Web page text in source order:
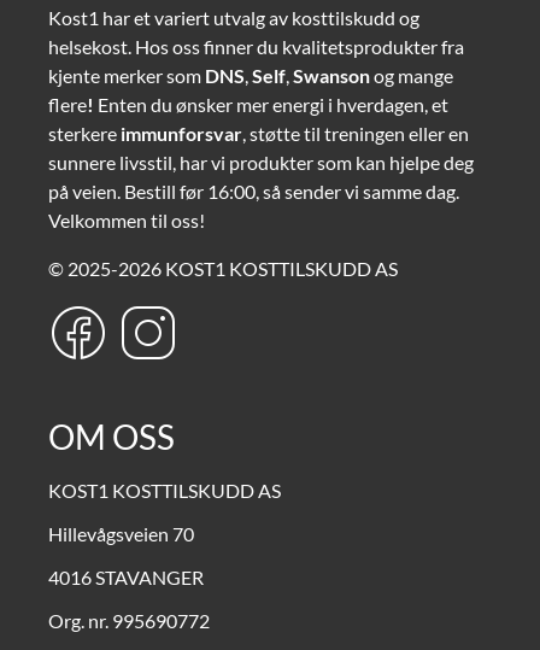
Kost1 har et variert utvalg av kosttilskudd og
helsekost. Hos oss finner du kvalitetsprodukter fra
kjente merker som DNS Self Swansonog mange
flere! Enten du ønsker mer energi i hverdagen, et
sterkere immunforsvar , støtte til treningen eller en
sunnere livsstil, har vi produkter som kan hjelpe deg
på veien. Bestill før 16:00, så sender vi samme dag.
Velkommen til oss!
© 2025-2026 KOST1 KOSTTILSKUDD AS
OM OSS
KOST1 KOSTTILSKUDD AS
Hillevågsveien 70
4016 STAVANGER
Org. nr. 995690772